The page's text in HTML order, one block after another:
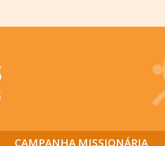
CAMPANHA MISSIONÁRIA